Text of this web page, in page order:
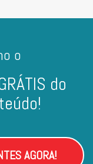
o
do
AGORA!